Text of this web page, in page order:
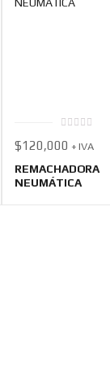
out
5
$120,000 + IVA
REMACHADORA
NEUMÁTICA